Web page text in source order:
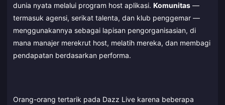
dunia nyata melalui program host aplikasi. Komunitas —
termasuk agensi, serikat talenta, dan klub penggemar —
menggunakannya sebagai lapisan pengorganisasian, di
mana manajer merekrut host, melatih mereka, dan membagi
pendapatan berdasarkan performa.
Orang-orang tertarik pada Dazz Live karena beberapa